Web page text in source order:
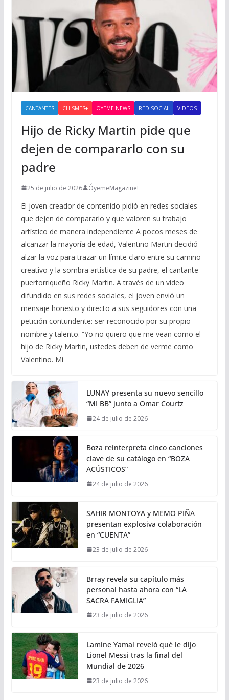
CANTANTES CHISMES+ OYEME NEWS RED SOCIAL VIDEOS
Hijo de Ricky Martin pide que
dejen de compararlo con su
padre
25 de julio de 2026 ÓyemeMagazine!
El joven creador de contenido pidió en redes sociales
que dejen de compararlo y que valoren su trabajo
artístico de manera independiente A pocos meses de
alcanzar la mayoría de edad, Valentino Martin decidió
alzar la voz para trazar un límite claro entre su camino
creativo y la sombra artística de su padre, el cantante
puertorriqueño Ricky Martin. A través de un video
difundido en sus redes sociales, el joven envió un
mensaje honesto y directo a sus seguidores con una
petición contundente: ser reconocido por su propio
nombre y talento. “Yo no quiero que me vean como el
hijo de Ricky Martin, ustedes deben de verme como
Valentino. Mi
LUNAY presenta su nuevo sencillo
“MI BB” junto a Omar Courtz
24 de julio de 2026
Boza reinterpreta cinco canciones
clave de su catálogo en “BOZA
ACÚSTICOS”
24 de julio de 2026
SAHIR MONTOYA y MEMO PIÑA
presentan explosiva colaboración
en “CUENTA”
23 de julio de 2026
Brray revela su capítulo más
personal hasta ahora con “LA
SACRA FAMIGLIA”
23 de julio de 2026
Lamine Yamal reveló qué le dijo
Lionel Messi tras la final del
Mundial de 2026
23 de julio de 2026